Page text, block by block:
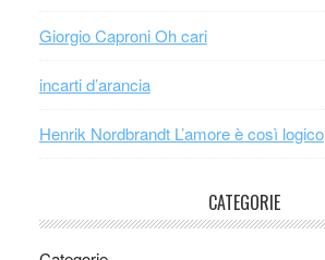
Giorgio Caproni Oh cari
incarti d’arancia
Henrik Nordbrandt L’amore è così logico
CATEGORIE